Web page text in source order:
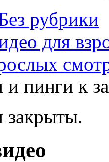
рубрики
для
пинги к
закрыты.